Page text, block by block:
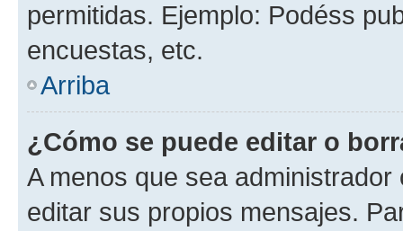
permitidas. Ejemplo: Podéss
encuestas, etc.
Arriba
¿Cómo se puede editar o
A menos que sea
editar sus propios mensajes.